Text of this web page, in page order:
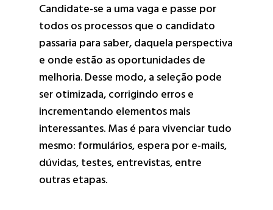
Candidate-se a uma vaga e passe por
todos os processos que o candidato
passaria para saber, daquela perspectiva
e onde estão as oportunidades de
melhoria. Desse modo, a seleção pode
ser otimizada, corrigindo erros e
incrementando elementos mais
interessantes. Mas é para vivenciar tudo
mesmo: formulários, espera por e-mails,
dúvidas, testes, entrevistas, entre
outras etapas.